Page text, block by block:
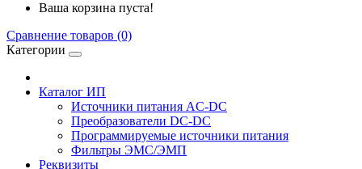
Ваша корзина пуста!
Сравнение товаров (0)
Категории
Каталог ИП
Источники питания AC-DC
Преобразователи DC-DC
Программируемые источники питания
Фильтры ЭМС/ЭМП
Реквизиты